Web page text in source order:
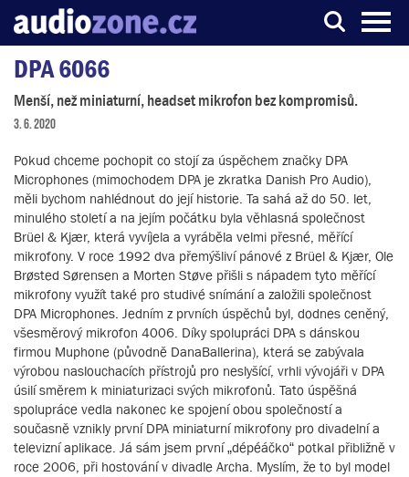
Server o digitálním zpracování zvuku
DPA 6066
Menší, než miniaturní, headset mikrofon bez kompromisů.
3. 6. 2020
Pokud chceme pochopit co stojí za úspěchem značky DPA
Microphones (mimochodem DPA je zkratka Danish Pro Audio),
měli bychom nahlédnout do její historie. Ta sahá až do 50. let,
minulého století a na jejím počátku byla věhlasná společnost
Brüel & Kjær, která vyvíjela a vyráběla velmi přesné, měřící
mikrofony. V roce 1992 dva přemýšliví pánové z Brüel & Kjær, Ole
Brøsted Sørensen a Morten Støve přišli s nápadem tyto měřící
mikrofony využít také pro studivé snímání a založili společnost
DPA Microphones. Jedním z prvních úspěchů byl, dodnes ceněný,
všesměrový mikrofon 4006. Díky spolupráci DPA s dánskou
firmou Muphone (původně DanaBallerina), která se zabývala
výrobou naslouchacích přístrojů pro neslyšící, vrhli vývojáři v DPA
úsilí směrem k miniaturizaci svých mikrofonů. Tato úspěšná
spolupráce vedla nakonec ke spojení obou společností a
současně vznikly první DPA miniaturní mikrofony pro divadelní a
televizní aplikace. Já sám jsem první „dépéáčko“ potkal přibližně v
roce 2006, při hostování v divadle Archa. Myslím, že to byl model